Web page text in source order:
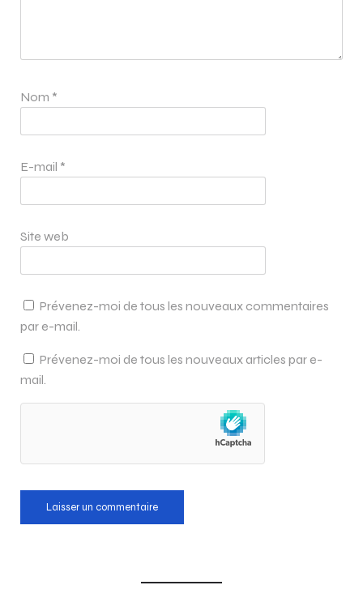
Nom *
E-mail *
Site web
Prévenez-moi de tous les nouveaux commentaires
par e-mail.
Prévenez-moi de tous les nouveaux articles par e-
mail.